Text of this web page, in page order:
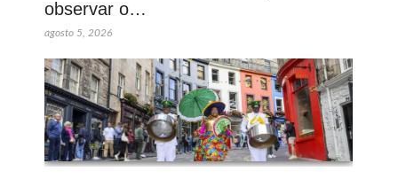
observar o…
agosto 5, 2026